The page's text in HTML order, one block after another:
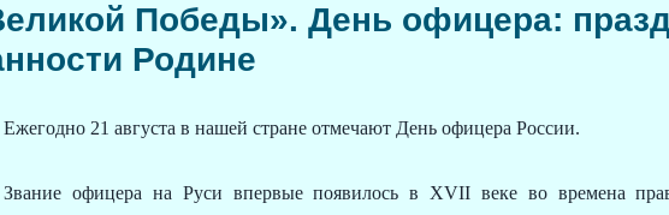
Победы». День офицера:
Родине
Ежегодно 21 августа в нашей стране отмечают День офицера России.
Звание офицера на Руси впервые появилось в XVII веке во времена